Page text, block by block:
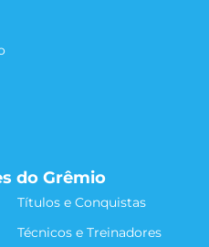
do Grêmio
Títulos e Conquistas
Técnicos e Treinadores